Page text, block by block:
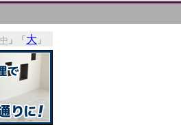
中 」「大 」